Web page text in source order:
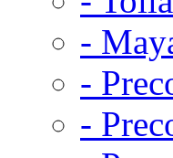
-
-
-